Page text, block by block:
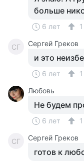
больше
6 лет 1
СГ Сергей Греков
и это
6 лет
1
Любовь
Не будем
6 лет 1
СГ Сергей Греков
готов к